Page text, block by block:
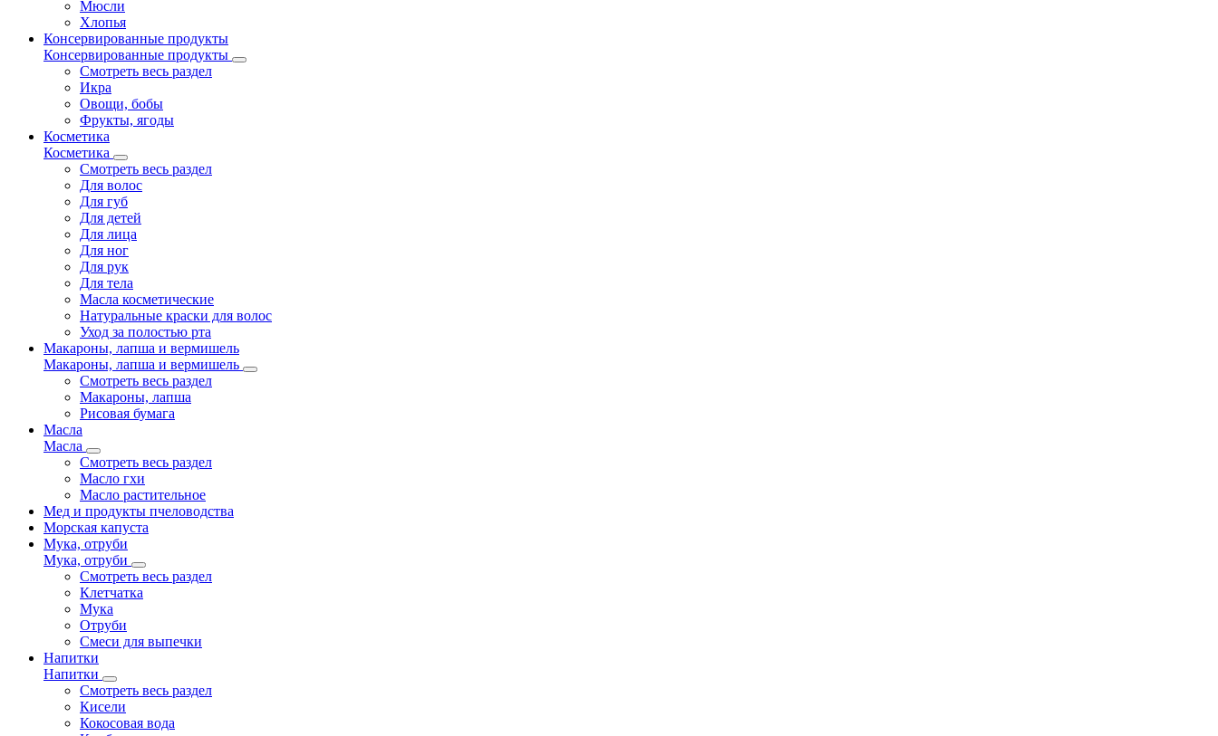
Мюсли
Хлопья
Консервированные продукты
Консервированные продукты
Смотреть весь раздел
Икра
Овощи, бобы
Фрукты, ягоды
Косметика
Косметика
Смотреть весь раздел
Для волос
Для губ
Для детей
Для лица
Для ног
Для рук
Для тела
Масла косметические
Натуральные краски для волос
Уход за полостью рта
Макароны, лапша и вермишель
Макароны, лапша и вермишель
Смотреть весь раздел
Макароны, лапша
Рисовая бумага
Масла
Масла
Смотреть весь раздел
Масло гхи
Масло растительное
Мед и продукты пчеловодства
Морская капуста
Мука, отруби
Мука, отруби
Смотреть весь раздел
Клетчатка
Мука
Отруби
Смеси для выпечки
Напитки
Напитки
Смотреть весь раздел
Кисели
Кокосовая вода